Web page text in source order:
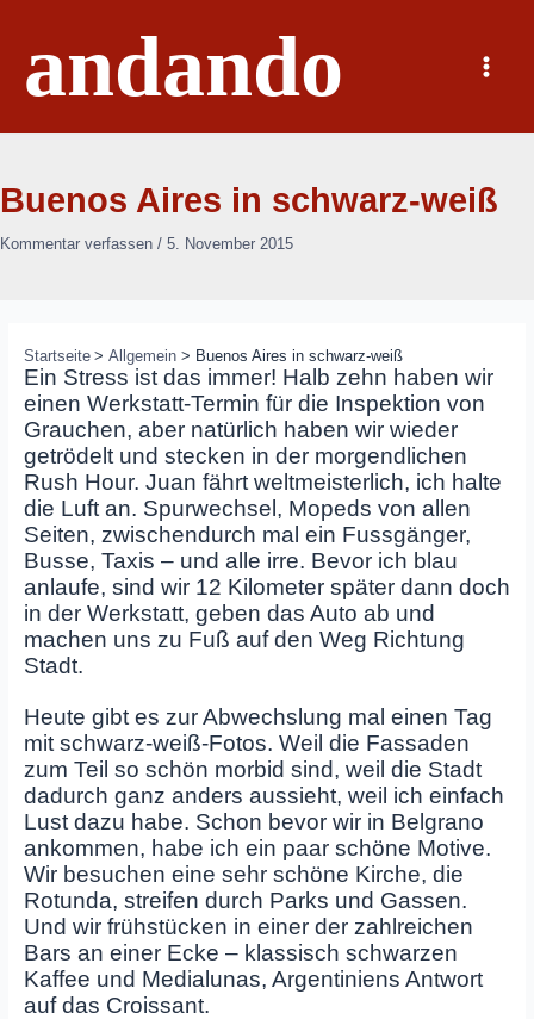
springenandando
Main
Menu
Buenos Aires in schwarz-weiß
Kommentar verfassen / 5. November 2015
Startseite Allgemein Buenos Aires in schwarz-weiß
Ein Stress ist das immer! Halb zehn haben wir
einen Werkstatt-Termin für die Inspektion von
Grauchen, aber natürlich haben wir wieder
getrödelt und stecken in der morgendlichen
Rush Hour. Juan fährt weltmeisterlich, ich halte
die Luft an. Spurwechsel, Mopeds von allen
Seiten, zwischendurch mal ein Fussgänger,
Busse, Taxis – und alle irre. Bevor ich blau
anlaufe, sind wir 12 Kilometer später dann doch
in der Werkstatt, geben das Auto ab und
machen uns zu Fuß auf den Weg Richtung
Stadt.
Heute gibt es zur Abwechslung mal einen Tag
mit schwarz-weiß-Fotos. Weil die Fassaden
zum Teil so schön morbid sind, weil die Stadt
dadurch ganz anders aussieht, weil ich einfach
Lust dazu habe. Schon bevor wir in Belgrano
ankommen, habe ich ein paar schöne Motive.
Wir besuchen eine sehr schöne Kirche, die
Rotunda, streifen durch Parks und Gassen.
Und wir frühstücken in einer der zahlreichen
Bars an einer Ecke – klassisch schwarzen
Kaffee und Medialunas, Argentiniens Antwort
auf das Croissant.